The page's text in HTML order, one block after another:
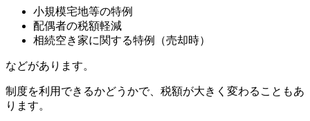
小規模宅地等の特例
配偶者の税額軽減
相続空き家に関する特例（売却時）
などがあります。
制度を利用できるかどうかで、税額が大きく変わることもあ
ります。